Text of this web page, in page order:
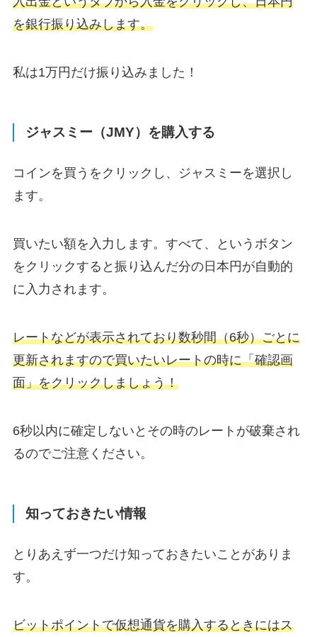
を銀行振り込みします。
私は1万円だけ振り込みました！
ジャスミー（JMY）を購入する
コインを買うをクリックし、ジャスミーを選択し
ます。
買いたい額を入力します。すべて、というボタン
をクリックすると振り込んだ分の日本円が自動的
に入力されます。
レートなどが表示されており数秒間（6秒）ごとに
更新されますので買いたいレートの時に「確認画
面」をクリックしましょう！
6秒以内に確定しないとその時のレートが破棄され
るのでご注意ください。
知っておきたい情報
とりあえず一つだけ知っておきたいことがありま
す。
ビットポイントで仮想通貨を購入するときにはス